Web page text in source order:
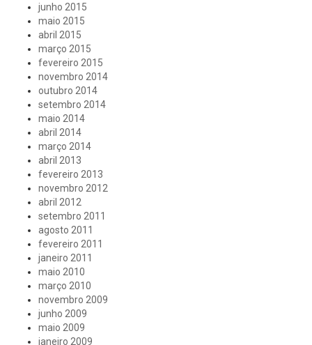
junho 2015
maio 2015
abril 2015
março 2015
fevereiro 2015
novembro 2014
outubro 2014
setembro 2014
maio 2014
abril 2014
março 2014
abril 2013
fevereiro 2013
novembro 2012
abril 2012
setembro 2011
agosto 2011
fevereiro 2011
janeiro 2011
maio 2010
março 2010
novembro 2009
junho 2009
maio 2009
janeiro 2009